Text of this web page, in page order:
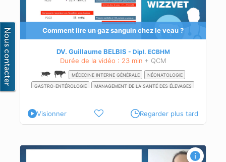
Comment lire un gaz sanguin chez le veau ?
DV. Guillaume BELBIS Dipl. ECBHM
Durée de la vidéo : 23 min + QCM
MÉDECINE INTERNE GÉNÉRALE
NÉONATOLOGIE
GASTRO-ENTÉROLOGIE
MANAGEMENT DE LA SANTÉ DES ÉLEVAGES
Visionner Regarder plus tard